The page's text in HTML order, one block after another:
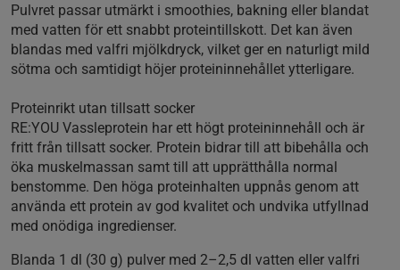
Pulvret passar utmärkt i smoothies, bakning eller blandat
med vatten för ett snabbt proteintillskott. Det kan även
blandas med valfri mjölkdryck, vilket ger en naturligt mild
sötma och samtidigt höjer proteininnehållet ytterligare.
Proteinrikt utan tillsatt socker
RE:YOU Vassleprotein har ett högt proteininnehåll och är
fritt från tillsatt socker. Protein bidrar till att bibehålla och
öka muskelmassan samt till att upprätthålla normal
benstomme. Den höga proteinhalten uppnås genom att
använda ett protein av god kvalitet och undvika utfyllnad
med onödiga ingredienser.
Blanda 1 dl (30 g) pulver med 2–2,5 dl vatten eller valfri